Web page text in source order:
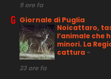
9 ore fa
Giornale di Puglia
Noicattaro,
l’animale che
minori. La
cattura -
23 ore fa